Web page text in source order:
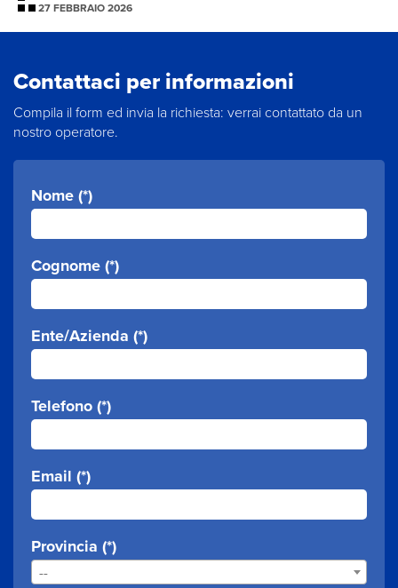
27 FEBBRAIO 2026
Contattaci per informazioni
Compila il form ed invia la richiesta: verrai contattato da un
nostro operatore.
Nome (*)
Cognome (*)
Ente/Azienda (*)
Telefono (*)
Email (*)
Provincia (*)
--